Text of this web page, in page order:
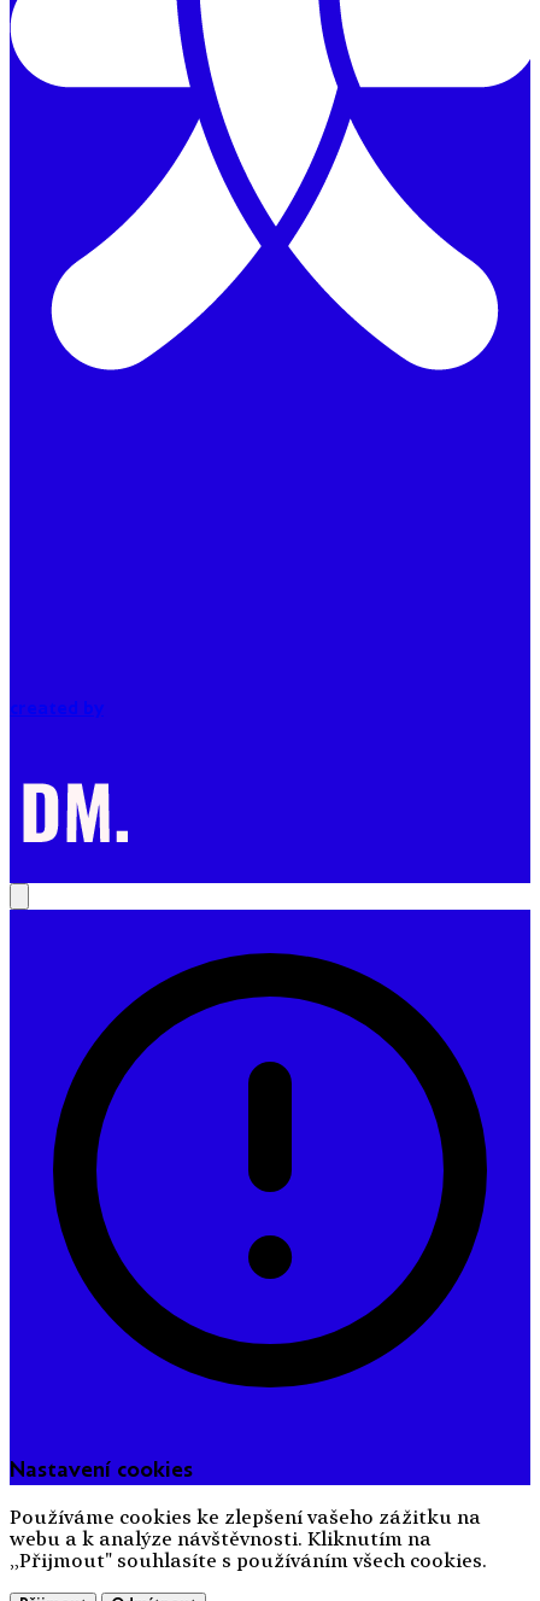
created by
Nastavení cookies
Používáme cookies ke zlepšení vašeho zážitku na
webu a k analýze návštěvnosti. Kliknutím na
„Přijmout" souhlasíte s používáním všech cookies.